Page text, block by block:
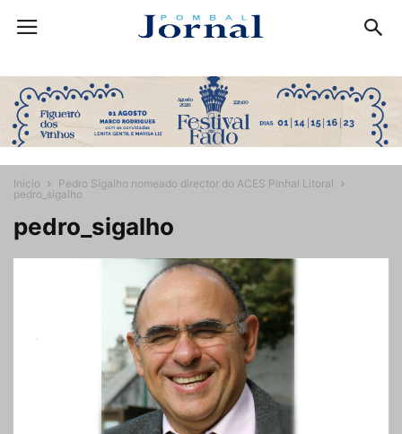
Início
Pedro Sigalho nomeado director do ACES Pinhal Litoral
pedro_sigalho
pedro_sigalho